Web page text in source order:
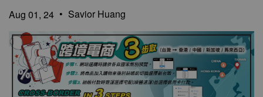
Aug 01, 24 • Savior Huang